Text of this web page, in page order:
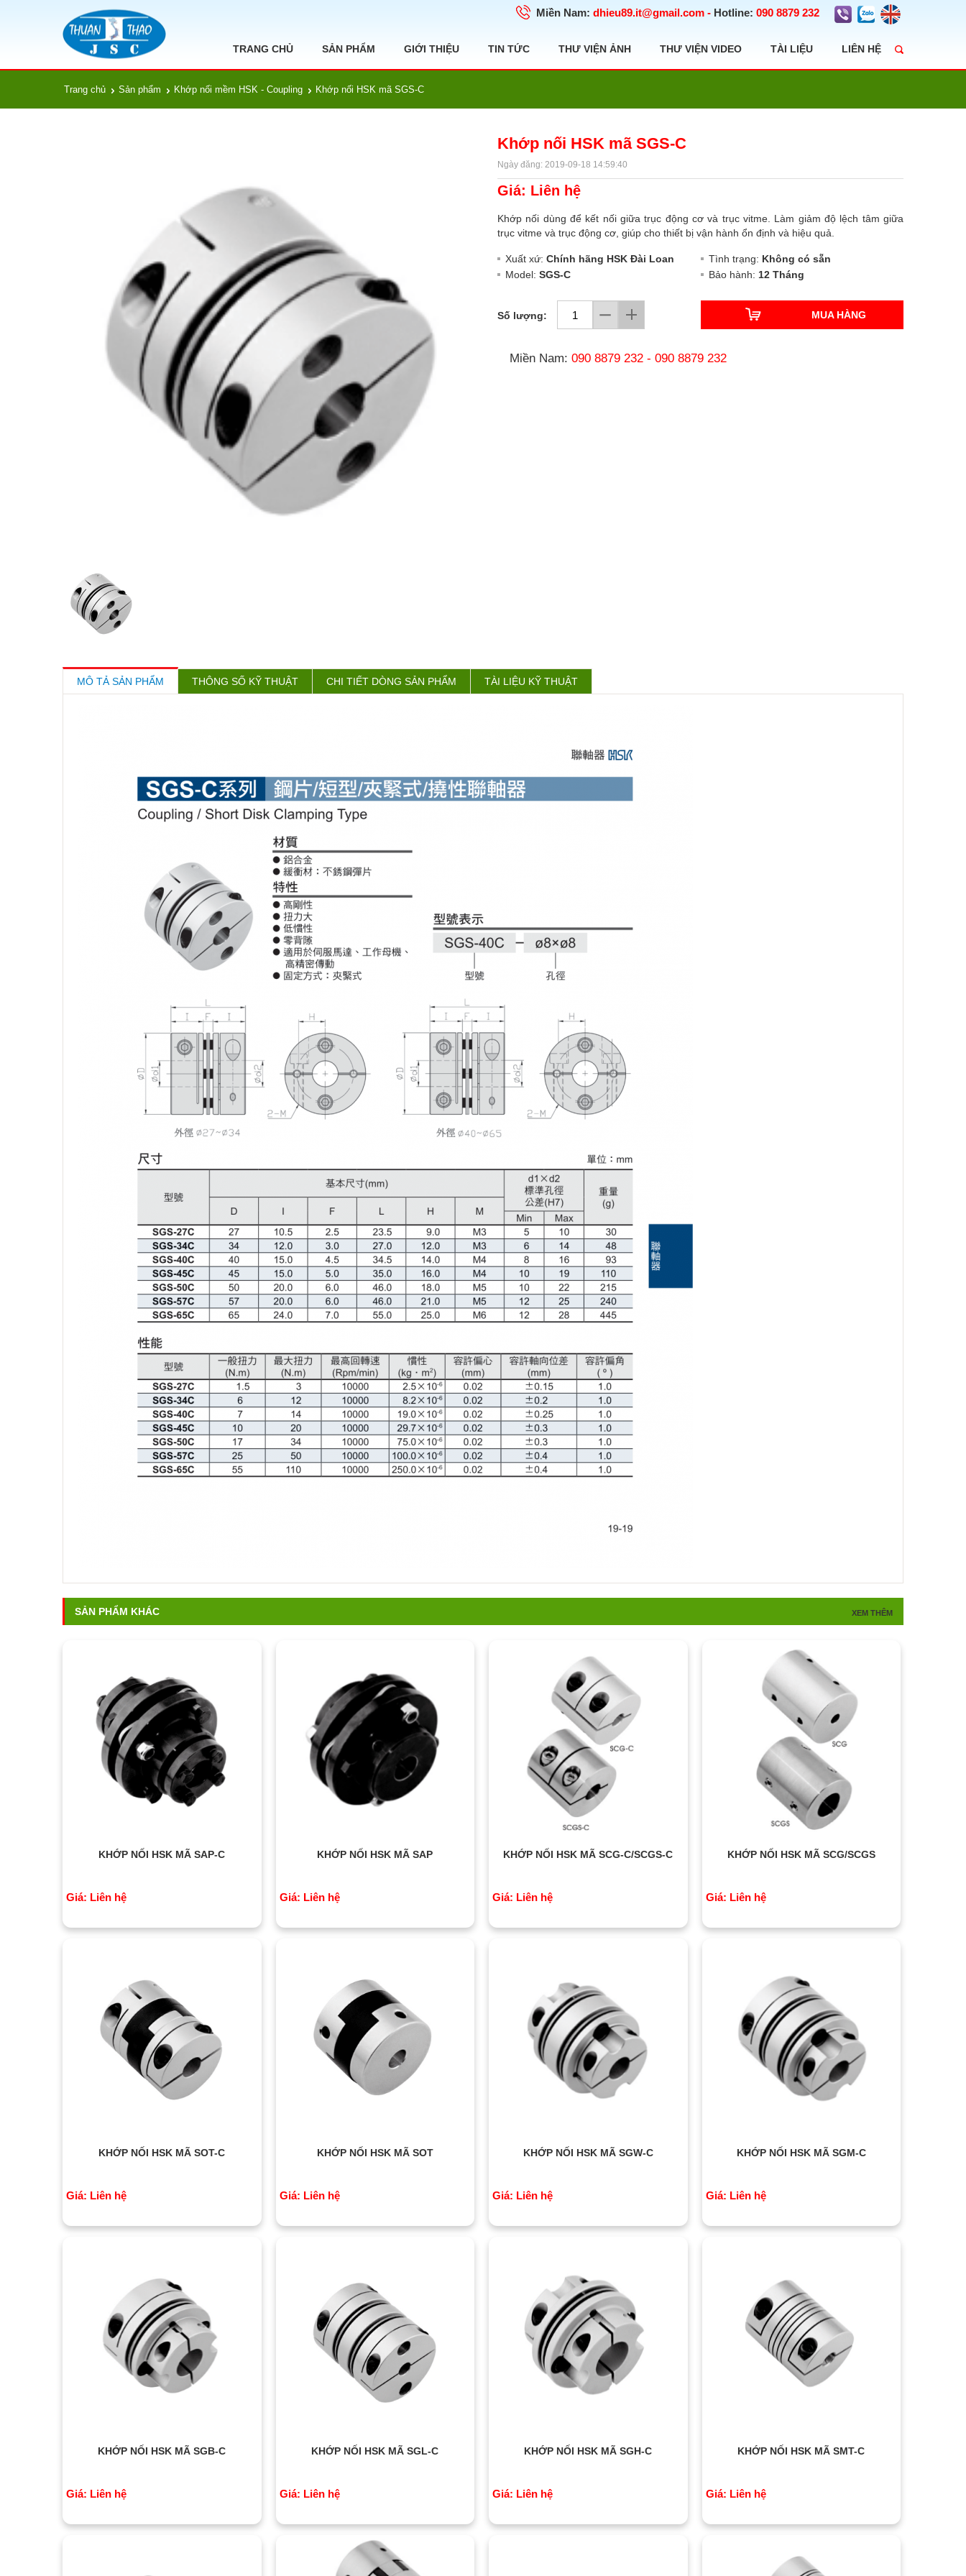
Miền Nam: dhieu89.it@gmail.com - Hotline: 090 8879 232
TRANG CHỦ SẢN PHẨM GIỚI THIỆU TIN TỨC THƯ VIỆN ẢNH THƯ VIỆN VIDEO TÀI LIỆU LIÊN HỆ
Trang chủ Sản phẩm Khớp nối mềm HSK - Coupling Khớp nối HSK mã SGS-C
Khớp nối HSK mã SGS-C
Ngày đăng: 2019-09-18 14:59:40
Giá: Liên hệ
Khớp nối dùng để kết nối giữa trục động cơ và trục vitme. Làm giảm độ lệch tâm giữa
trục vitme và trục động cơ, giúp cho thiết bị vận hành ổn định và hiệu quả.
Xuất xứ: Chính hãng HSK Đài Loan Tình trạng: Không có sẵn
Model: SGS-C Bảo hành: 12 Tháng
Số lượng: MUA HÀNG
Miền Nam: 090 8879 232 - 090 8879 232
MÔ TẢ SẢN PHẨM THÔNG SỐ KỸ THUẬT CHI TIẾT DÒNG SẢN PHẨM TÀI LIỆU KỸ THUẬT
SẢN PHẨM KHÁC XEM THÊM
KHỚP NỐI HSK MÃ SAP-C
Giá: Liên hệ
KHỚP NỐI HSK MÃ SAP
Giá: Liên hệ
KHỚP NỐI HSK MÃ SCG-C/SCGS-C
Giá: Liên hệ
KHỚP NỐI HSK MÃ SCG/SCGS
Giá: Liên hệ
KHỚP NỐI HSK MÃ SOT-C
Giá: Liên hệ
KHỚP NỐI HSK MÃ SOT
Giá: Liên hệ
KHỚP NỐI HSK MÃ SGW-C
Giá: Liên hệ
KHỚP NỐI HSK MÃ SGM-C
Giá: Liên hệ
KHỚP NỐI HSK MÃ SGB-C
Giá: Liên hệ
KHỚP NỐI HSK MÃ SGL-C
Giá: Liên hệ
KHỚP NỐI HSK MÃ SGH-C
Giá: Liên hệ
KHỚP NỐI HSK MÃ SMT-C
Giá: Liên hệ